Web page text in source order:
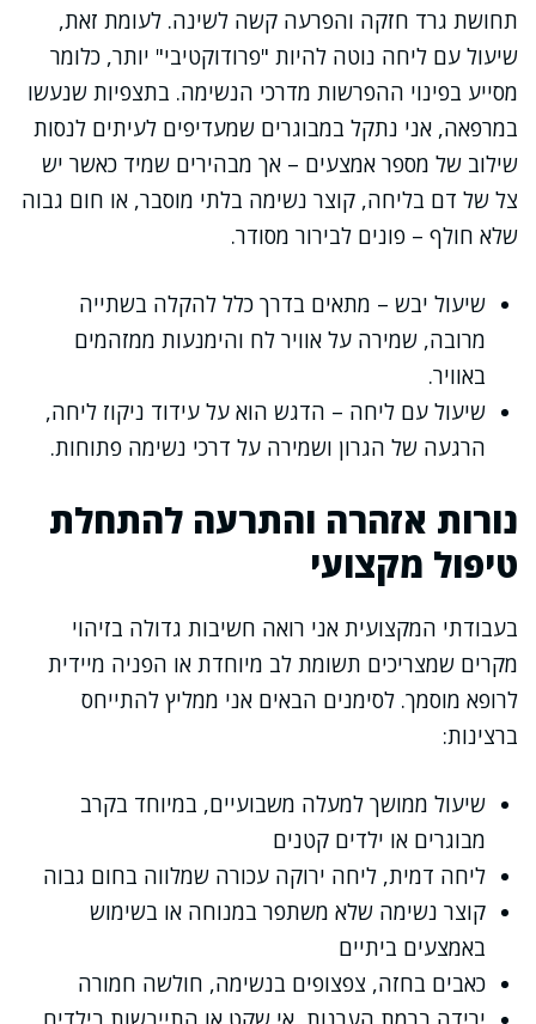
תחושת גרד חזקה והפרעה קשה לשינה. לעומת זאת,
שיעול עם ליחה נוטה להיות "פרודוקטיבי" יותר, כלומר
מסייע בפינוי ההפרשות מדרכי הנשימה. בתצפיות שנעשו
במרפאה, אני נתקל במבוגרים שמעדיפים לעיתים לנסות
שילוב של מספר אמצעים – אך מבהירים שמיד כאשר יש
צל של דם בליחה, קוצר נשימה בלתי מוסבר, או חום גבוה
שלא חולף – פונים לבירור מסודר.
שיעול יבש – מתאים בדרך כלל להקלה בשתייה
מרובה, שמירה על אוויר לח והימנעות ממזהמים
באוויר.
שיעול עם ליחה – הדגש הוא על עידוד ניקוז ליחה,
הרגעה של הגרון ושמירה על דרכי נשימה פתוחות.
נורות אזהרה והתרעה להתחלת
טיפול מקצועי
בעבודתי המקצועית אני רואה חשיבות גדולה בזיהוי
מקרים שמצריכים תשומת לב מיוחדת או הפניה מיידית
לרופא מוסמך. לסימנים הבאים אני ממליץ להתייחס
ברצינות:
שיעול ממושך למעלה משבועיים, במיוחד בקרב
מבוגרים או ילדים קטנים
ליחה דמית, ליחה ירוקה עכורה שמלווה בחום גבוה
קוצר נשימה שלא משתפר במנוחה או בשימוש
באמצעים ביתיים
כאבים בחזה, צפצופים בנשימה, חולשה חמורה